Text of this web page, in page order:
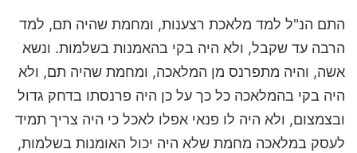
התם הנ"ל למד מלאכת רצענות, ומחמת שהיה תם, למד
הרבה עד שקבל, ולא היה בקי בהאמנות בשלמות. ונשא
אשה, והיה מתפרנס מן המלאכה, ומחמת שהיה תם, ולא
היה בקי בהמלאכה כל כך על כן היה פרנסתו בדחק גדול
ובצמצום, ולא היה לו פנאי אפלו לאכל כי היה צריך תמיד
לעסק במלאכה מחמת שלא היה יכול האומנות בשלמות,